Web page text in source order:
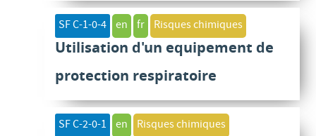
SF C-1-0-4 en fr Risques chimiques
Utilisation d'un equipement de
protection respiratoire
SF C-2-0-1 en Risques chimiques